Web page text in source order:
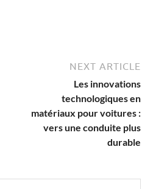
NEXT ARTICLE
Les innovations
technologiques en
matériaux pour voitures :
vers une conduite plus
durable